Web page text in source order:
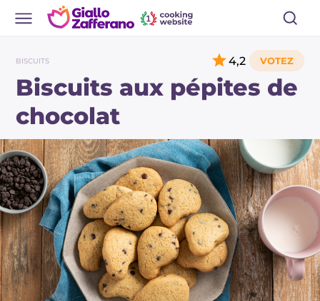
BISCUITS
Biscuits aux pépites de
chocolat
4,2